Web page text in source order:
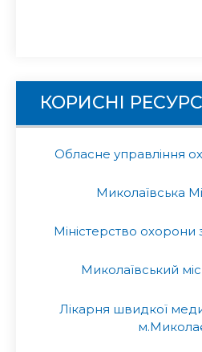
КОРИСНІ
Обласне управління
Миколаївська
Міністерство охорони
Миколаївський
Лікарня швидкої